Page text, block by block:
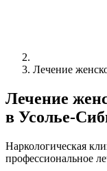
Лечение
Лечение
в Усолье-
Наркологическая
профессиональное